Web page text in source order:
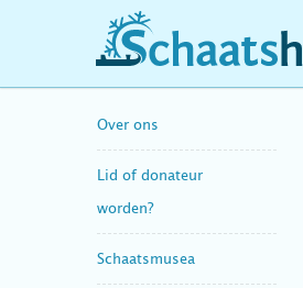
schaatshistorie.nl
Over ons
Lid of donateur
worden?
Schaatsmusea